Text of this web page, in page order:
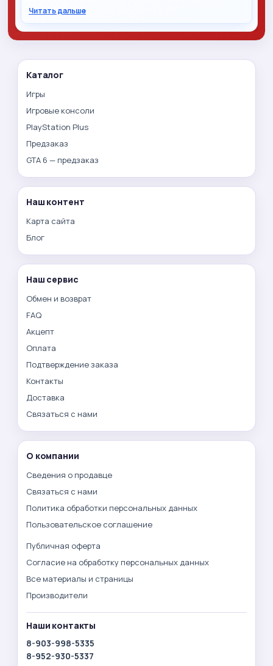
Читать дальше
Каталог
Игры
Игровые консоли
PlayStation Plus
Предзаказ
GTA 6 — предзаказ
Наш контент
Карта сайта
Блог
Наш сервис
Обмен и возврат
FAQ
Акцепт
Оплата
Подтверждение заказа
Контакты
Доставка
Связаться с нами
О компании
Сведения о продавце
Связаться с нами
Политика обработки персональных данных
Пользовательское соглашение
Публичная оферта
Согласие на обработку персональных данных
Все материалы и страницы
Производители
Наши контакты
8-903-998-5335
8-952-930-5337